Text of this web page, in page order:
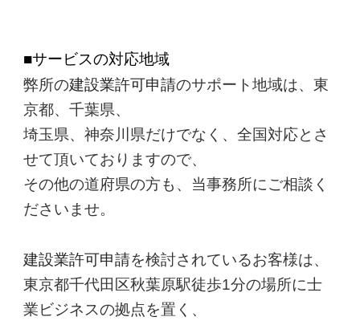
■サービスの対応地域
弊所の建設業許可申請のサポート地域は、東
京都、千葉県、
埼玉県、神奈川県だけでなく、全国対応とさ
せて頂いておりますので、
その他の道府県の方も、当事務所にご相談く
ださいませ。
建設業許可申請を検討されているお客様は、
東京都千代田区秋葉原駅徒歩1分の場所に士
業ビジネスの拠点を置く、